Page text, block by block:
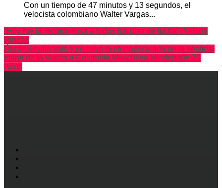
Con un tiempo de 47 minutos y 13 segundos, el
velocista colombiano Walter Vargas...
“Hoy fue la recompensa a todos los días de lucha”: Yeison
Rincón
Óscar Sevilla voló y se llevó la cronoescalada de la séptima
etapa de la Vuelta a Colombia Masculina Mindeporte 70
Años